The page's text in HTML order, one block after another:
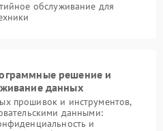
обслуживание для
решение и
данных
прошивок и инструментов,
данными:
и